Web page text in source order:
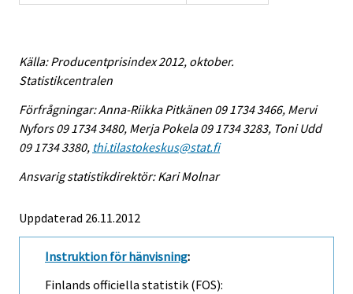
Källa: Producentprisindex 2012, oktober.
Statistikcentralen
Förfrågningar: Anna-Riikka Pitkänen 09 1734 3466, Mervi
Nyfors 09 1734 3480, Merja Pokela 09 1734 3283, Toni Udd
09 1734 3380, thi.tilastokeskus@stat.fi
Ansvarig statistikdirektör: Kari Molnar
Uppdaterad 26.11.2012
Instruktion för hänvisning:
Finlands officiella statistik (FOS):